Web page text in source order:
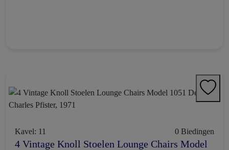
Kavel: 11 0 Biedingen
4 Vintage Knoll Stoelen Lounge Chairs Model